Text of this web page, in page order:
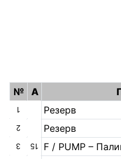
№ A
1 Резерв
2 Резерв
3 15 F / PUMP –